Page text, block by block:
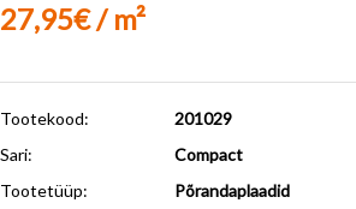
27,95€ / m²
Tootekood:
201029
Sari:
Compact
Tootetüüp:
Põrandaplaadid